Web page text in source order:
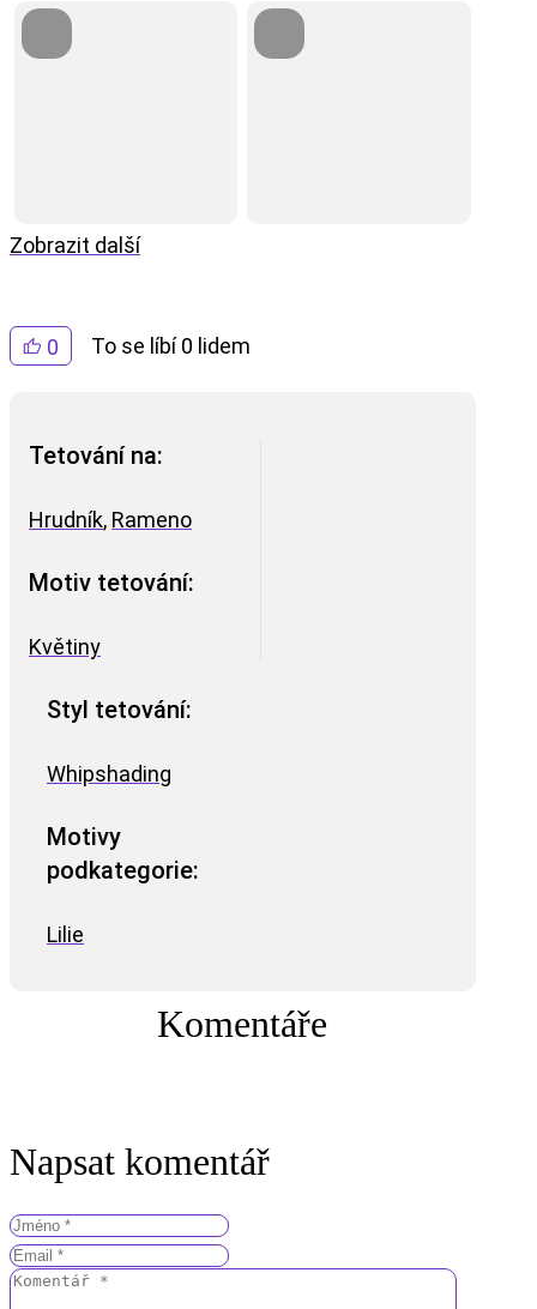
0 To se líbí 0 lidem
Tetování na:
Hrudník, Rameno
Motiv tetování:
Květiny
Styl tetování:
Whipshading
Motivy
podkategorie:
Lilie
Komentáře
Napsat komentář
Zobrazit další